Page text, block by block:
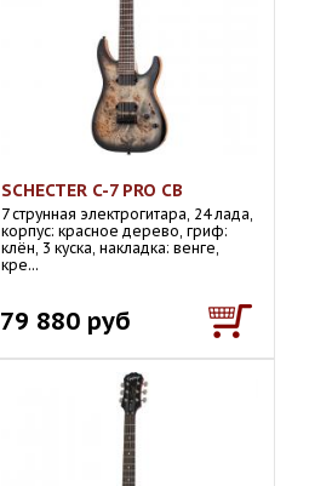
SCHECTER C-7 PRO CB
7 струнная электрогитара, 24 лада,
корпус: красное дерево, гриф:
клён, 3 куска, накладка: венге,
кре...
79 880 руб